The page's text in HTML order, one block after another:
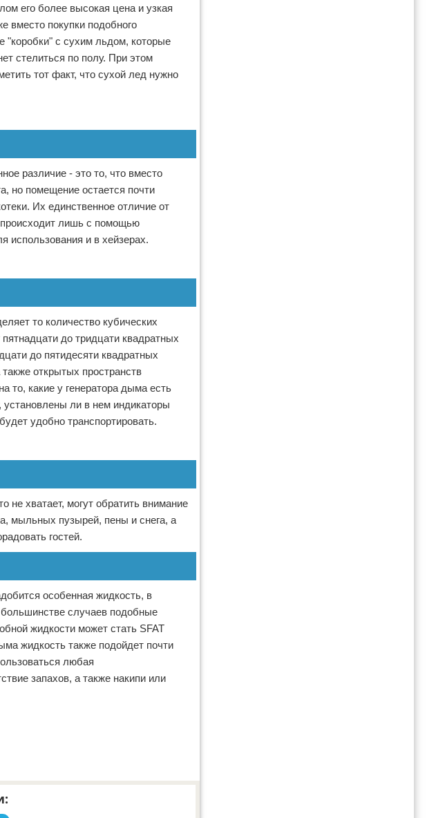
его более высокая цена и узкая
вместо покупки подобного
"коробки" с сухим льдом, которые
стелиться по полу. При этом
тот факт, что сухой лед нужно
различие - это то, что вместо
но помещение остается почти
Их единственное отличие от
происходит лишь с помощью
использования и в хейзерах.
то количество кубических
до тридцати квадратных
до пятидесяти квадратных
открытых пространств
то, какие у генератора дыма есть
ли в нем индикаторы
удобно транспортировать.
не хватает, могут обратить внимание
мыльных пузырей, пены и снега, а
гостей.
особенная жидкость, в
большинстве случаев подобные
жидкости может стать SFAT
жидкость также подойдет почти
любая
запахов, а также накипи или